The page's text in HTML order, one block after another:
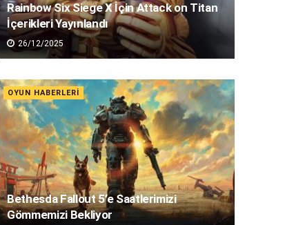
Rainbow Six Siege X İçin Attack on Titan
İçerikleri Yayınlandı
26/12/2025
OYUN HABERLERI
Bethesda Fallout 5’e Saatlerimizi
Gömmemizi Bekliyor